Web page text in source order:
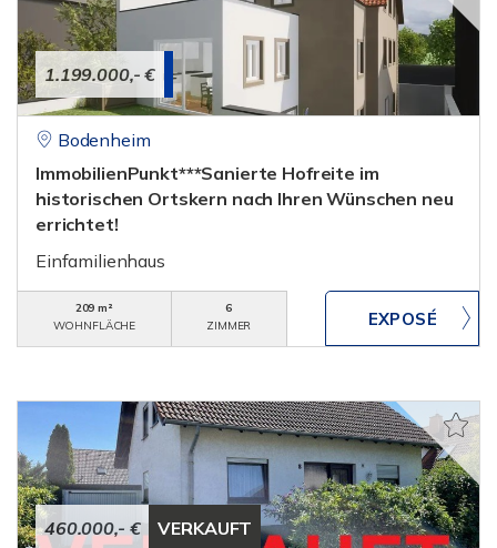
1.199.000,- €
Bodenheim
ImmobilienPunkt***Sanierte Hofreite im
historischen Ortskern nach Ihren Wünschen neu
errichtet!
Einfamilienhaus
209 m²
WOHNFLÄCHE
6
ZIMMER
460.000,- € VERKAUFT